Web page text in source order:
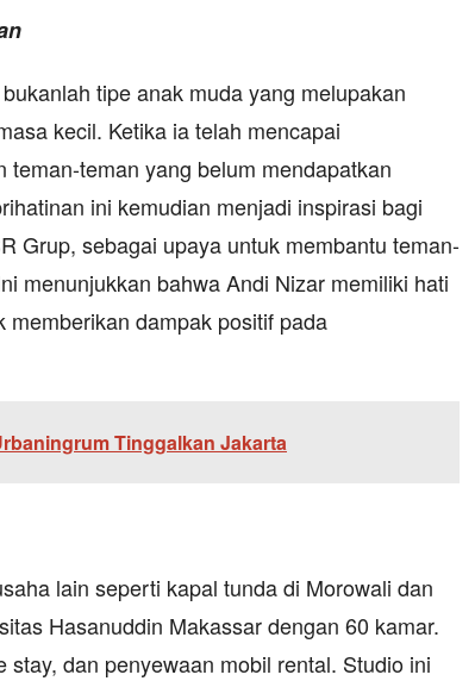
tipe anak muda yang melupakan
kecil. Ketika ia telah mencapai
teman-teman yang belum mendapatkan
ini kemudian menjadi inspirasi bagi
Grup, sebagai upaya untuk membantu teman-
menunjukkan bahwa Andi Nizar memiliki hati
dampak positif pada
Tinggalkan Jakarta
lain seperti kapal tunda di Morowali dan
Hasanuddin Makassar dengan 60 kamar.
dan penyewaan mobil rental. Studio ini